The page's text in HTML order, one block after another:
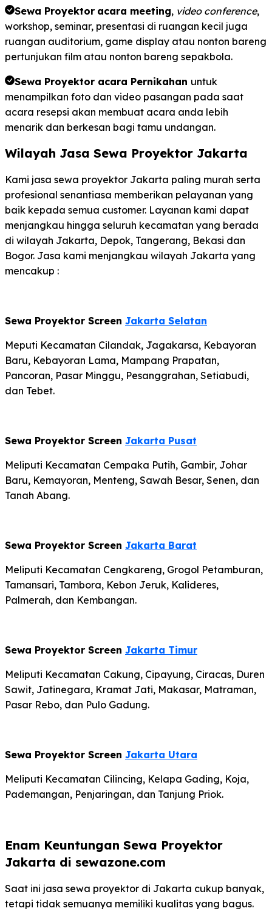
Sewa Proyektor acara meeting, video conference,
workshop, seminar, presentasi di ruangan kecil juga
ruangan auditorium, game display atau nonton bareng
pertunjukan film atau nonton bareng sepakbola.
Sewa Proyektor acara Pernikahan untuk
menampilkan foto dan video pasangan pada saat
acara resepsi akan membuat acara anda lebih
menarik dan berkesan bagi tamu undangan.
Wilayah Jasa Sewa Proyektor Jakarta
Kami jasa sewa proyektor Jakarta paling murah serta
profesional senantiasa memberikan pelayanan yang
baik kepada semua customer. Layanan kami dapat
menjangkau hingga seluruh kecamatan yang berada
di wilayah Jakarta, Depok, Tangerang, Bekasi dan
Bogor. Jasa kami menjangkau wilayah Jakarta yang
mencakup :
Sewa Proyektor Screen Jakarta Selatan
Meputi Kecamatan Cilandak, Jagakarsa, Kebayoran
Baru, Kebayoran Lama, Mampang Prapatan,
Pancoran, Pasar Minggu, Pesanggrahan, Setiabudi,
dan Tebet.
Sewa Proyektor Screen Jakarta Pusat
Meliputi Kecamatan Cempaka Putih, Gambir, Johar
Baru, Kemayoran, Menteng, Sawah Besar, Senen, dan
Tanah Abang.
Sewa Proyektor Screen Jakarta Barat
Meliputi Kecamatan Cengkareng, Grogol Petamburan,
Tamansari, Tambora, Kebon Jeruk, Kalideres,
Palmerah, dan Kembangan.
Sewa Proyektor Screen Jakarta Timur
Meliputi Kecamatan Cakung, Cipayung, Ciracas, Duren
Sawit, Jatinegara, Kramat Jati, Makasar, Matraman,
Pasar Rebo, dan Pulo Gadung.
Sewa Proyektor Screen Jakarta Utara
Meliputi Kecamatan Cilincing, Kelapa Gading, Koja,
Pademangan, Penjaringan, dan Tanjung Priok.
Enam Keuntungan Sewa Proyektor
Jakarta di sewazone.com
Saat ini jasa sewa proyektor di Jakarta cukup banyak,
tetapi tidak semuanya memiliki kualitas yang bagus.